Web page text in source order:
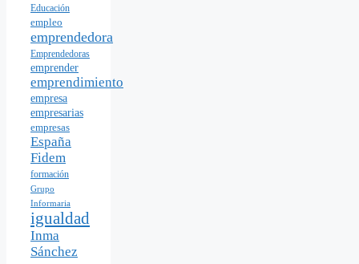
Educación
empleo
emprendedora
Emprendedoras
emprender
emprendimiento
empresa
empresarias
empresas
España
Fidem
formación
Grupo
Informaria
igualdad
Inma
Sánchez